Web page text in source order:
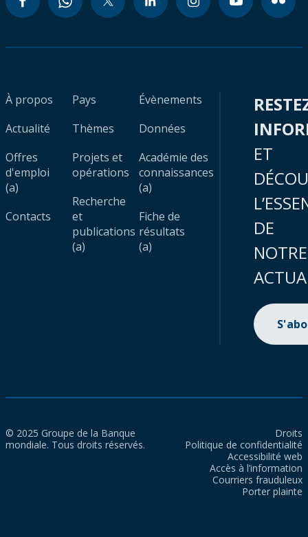
À propos
Actualité
Offres
d'emploi
(a)
Contacts
Pays
Thèmes
Projets et
opérations
Recherche
et
publications
(a)
Évènements
Données
Académie des
connaissances
(a)
Fiche de
résultats
(a)
ET
DE
NOTRE
© 2025 Groupe de la Banque
mondiale. Tous droits réservés.
Droits
Politique de confidentialité
Accessibilité web
Accès à l’information
Courriers frauduleux
Porter plainte